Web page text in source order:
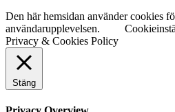
Den här hemsidan använder cookies
användarupplevelsen.
Privacy & Cookies Policy
Stäng